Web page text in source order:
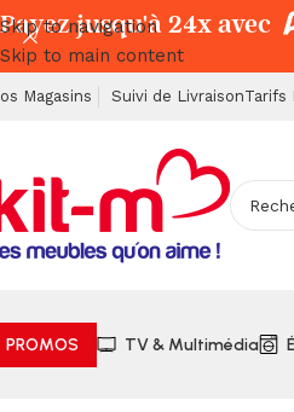
Skip to navigation
Skip to main content
Magasins Suivi de LivraisonTarifs
PROMOS TV & Multimédia
Payez jusqu'à 24x avec